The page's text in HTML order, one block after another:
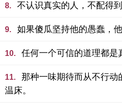
8. 不认识真实的人，不配得到
9. 如果傻瓜坚持他的愚蠢，
10. 任何一个可信的道理都是
11.
那种一味期待而从不行动
温床。